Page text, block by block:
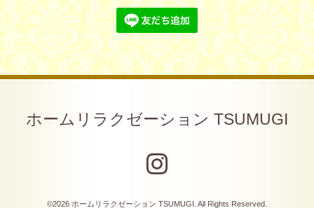
ホームリラクゼーション TSUMUGI
©2026 ホームリラクゼーション TSUMUGI . All Rights Reserved.